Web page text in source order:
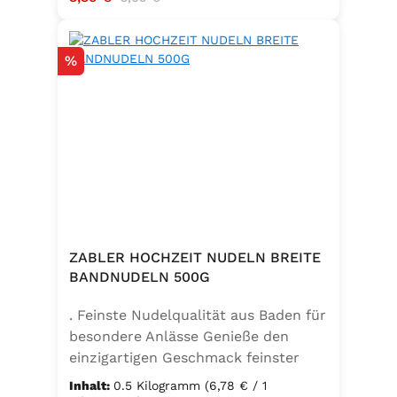
Rabatt
%
ZABLER HOCHZEIT NUDELN BREITE
BANDNUDELN 500G
. Feinste Nudelqualität aus Baden für
besondere Anlässe Genieße den
einzigartigen Geschmack feinster
Bandnudeln – mit den Zabler
Inhalt: 0.5 Kilogramm (6,78 € / 1